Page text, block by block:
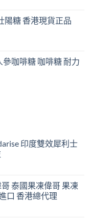
陽糖 香港現貨正品
咖啡糖 咖啡糖 耐力
印度雙效犀利士
泰國果凍偉哥 果凍
口 香港總代理